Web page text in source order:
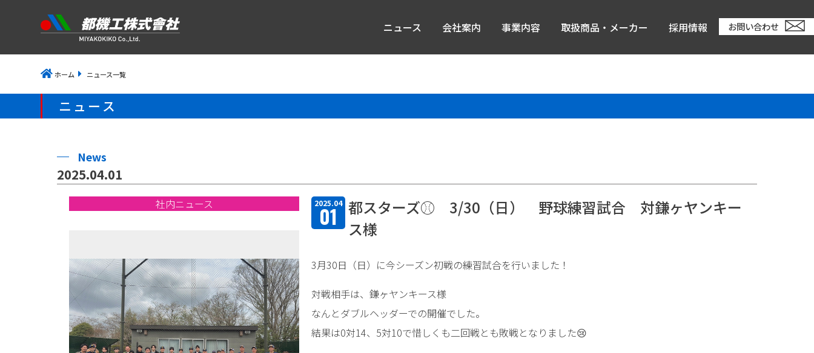
ニュース 会社案内 事業内容 取扱商品・メーカー 採用情報 お問い合わせ
ホーム ニュース一覧
ニュース
News
2025.04.01
社内ニュース 2025.04
01 都スターズ⚾ 3/30（日） 野球練習試合 対鎌ヶヤンキー
ス様
3月30日（日）に今シーズン初戦の練習試合を行いました！
対戦相手は、鎌ヶヤンキース様
なんとダブルヘッダーでの開催でした。
結果は0対14、5対10で惜しくも二回戦とも敗戦となりました😢